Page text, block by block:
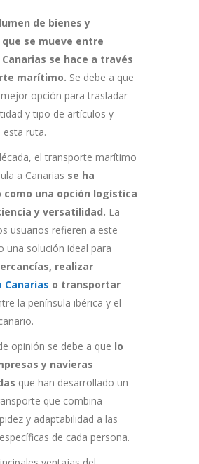
de bienes y
se mueve entre
se hace a través
marítimo. Se debe a que
opción para trasladar
y tipo de artículos y
ruta.
el transporte marítimo
a Canarias se ha
como una opción logística
y versatilidad. La
usuarios refieren a este
una solución ideal para
realizar
Canarias o transportar
la península ibérica y el
opinión se debe a que lo
y navieras
que han desarrollado un
que combina
y adaptabilidad a las
de cada persona.